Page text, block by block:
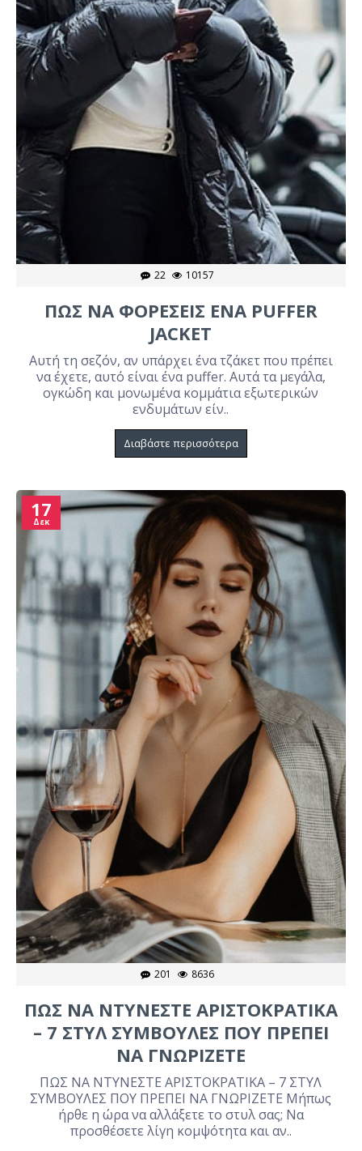
22 10157
ΠΩΣ ΝΑ ΦΟΡΕΣΕΙΣ ΕΝΑ PUFFER
JACKET
Αυτή τη σεζόν, αν υπάρχει ένα τζάκετ που πρέπει
να έχετε, αυτό είναι ένα puffer. Αυτά τα μεγάλα,
ογκώδη και μονωμένα κομμάτια εξωτερικών
ενδυμάτων είν..
Διαβάστε περισσότερα
17
Δεκ
201 8636
ΠΩΣ ΝΑ ΝΤΥΝΕΣΤΕ ΑΡΙΣΤΟΚΡΑΤΙΚΑ
– 7 ΣΤΥΛ ΣΥΜΒΟΥΛΕΣ ΠΟΥ ΠΡΕΠΕΙ
ΝΑ ΓΝΩΡΙΖΕΤΕ
ΠΩΣ ΝΑ ΝΤΥΝΕΣΤΕ ΑΡΙΣΤΟΚΡΑΤΙΚΑ – 7 ΣΤΥΛ
ΣΥΜΒΟΥΛΕΣ ΠΟΥ ΠΡΕΠΕΙ ΝΑ ΓΝΩΡΙΖΕΤΕ Μήπως
ήρθε η ώρα να αλλάξετε το στυλ σας; Να
προσθέσετε λίγη κομψότητα και αν..